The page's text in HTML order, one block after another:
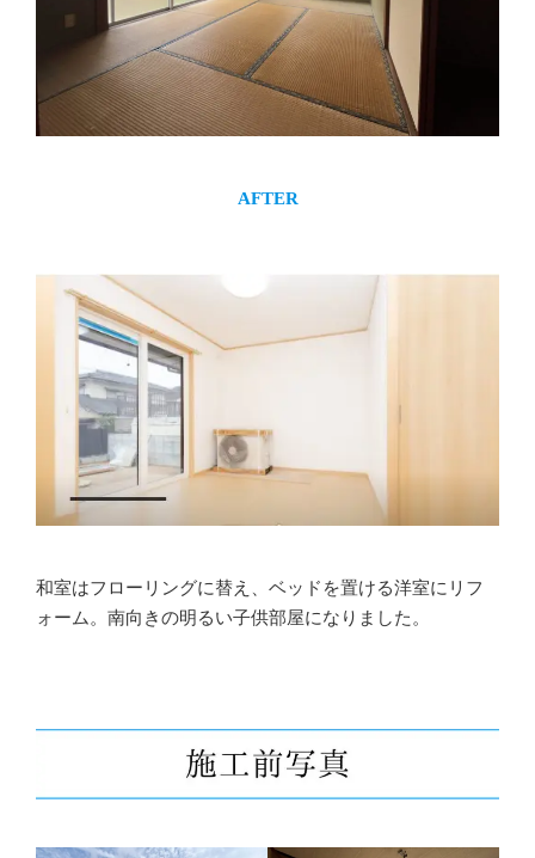
AFTER
和室はフローリングに替え、ベッドを置ける洋室にリフ
ォーム。南向きの明るい子供部屋になりました。